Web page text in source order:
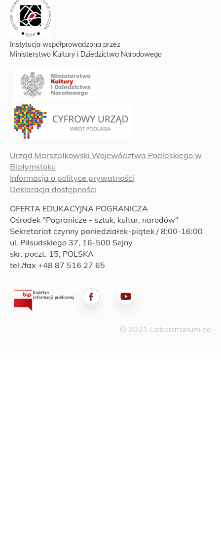
Instytucja współprowadzona przez
Ministerstwo Kultury i Dziedzictwa Narodowego
Urząd Marszałkowski Województwa Podlaskiego w
Białymstoku
Informacja o polityce prywatności
Deklaracja dostępności
OFERTA EDUKACYJNA POGRANICZA
Ośrodek "Pogranicze - sztuk, kultur, narodów"
Sekretariat czynny poniedziałek-piątek / 8:00-16:00
ul. Piłsudskiego 37, 16-500 Sejny
skr. poczt. 15, POLSKA
tel./fax +48 87 516 27 65
© 2021 Laboratorium.ee